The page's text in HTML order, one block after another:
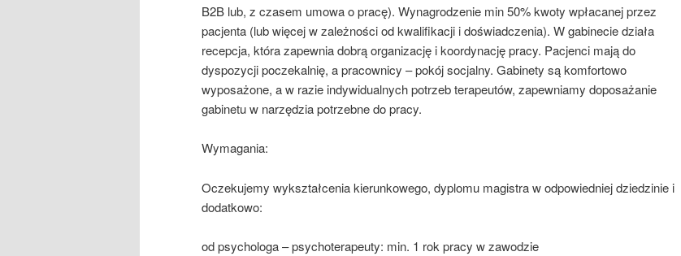
B2B lub, z czasem umowa o pracę). Wynagrodzenie min 50% kwoty wpłacanej przez
pacjenta (lub więcej w zależności od kwalifikacji i doświadczenia). W gabinecie działa
recepcja, która zapewnia dobrą organizację i koordynację pracy. Pacjenci mają do
dyspozycji poczekalnię, a pracownicy – pokój socjalny. Gabinety są komfortowo
wyposażone, a w razie indywidualnych potrzeb terapeutów, zapewniamy doposażanie
gabinetu w narzędzia potrzebne do pracy.
Wymagania:
Oczekujemy wykształcenia kierunkowego, dyplomu magistra w odpowiedniej dziedzinie i
dodatkowo:
od psychologa – psychoterapeuty: min. 1 rok pracy w zawodzie